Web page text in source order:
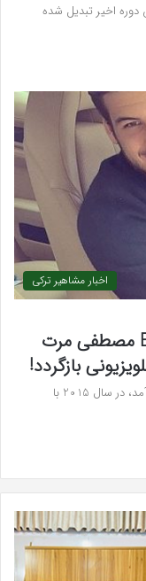
دوره اخیر تبدیل شده
اخبار مشاهیر ترکی
بعد از سریال Benim Adım Melek مصطفی مرت
بازگردد!
مصطفی مرت کوچ که در سال 1994 در آنکارا به دنیا آمد، در سال 2015 با
در